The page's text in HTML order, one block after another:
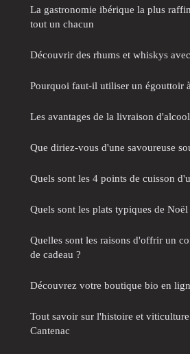
La gastronomie ibérique la plus
tout un chacun
Découvrir des rhums et whiskys
Pourquoi faut-il utiliser un égouttoir
Les avantages de la livraison
Que diriez-vous d'une savoureuse
Quels sont les 4 points de cuisson
Quels sont les plats typiques de Noël
Quelles sont les raisons d'offrir un
de cadeau ?
Découvrez votre boutique bio en
Tout savoir sur l'histoire et
Cantenac